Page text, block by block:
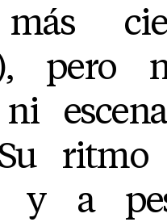
más
pero
y a